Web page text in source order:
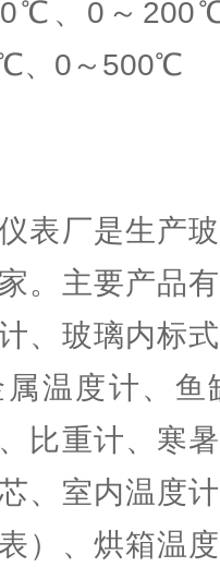
、0～
、0～500℃
表厂是生产
。主要产品
、玻璃内标
温度计、
比重计、寒
、室内温度
）、烘箱温